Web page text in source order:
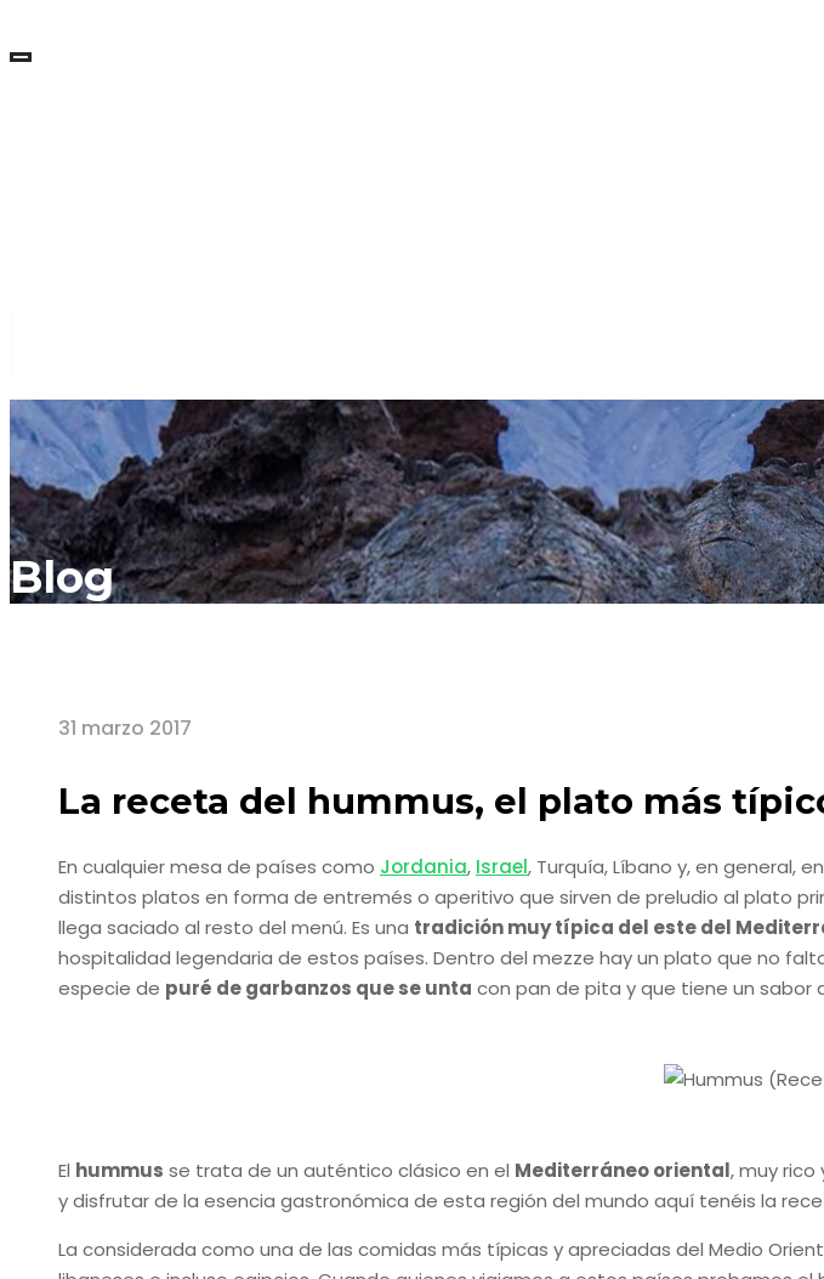
Blog
31 marzo 2017
La receta del hummus, el plato más
En cualquier mesa de países como Jordania, Israel, Turquía, Líbano y, en general,
distintos platos en forma de entremés o aperitivo que sirven de preludio al plato
llega saciado al resto del menú. Es una tradición muy típica del este del
hospitalidad legendaria de estos países. Dentro del mezze hay un plato que no
especie de puré de garbanzos que se unta con pan de pita y que tiene un sabor
El hummus se trata de un auténtico clásico en el Mediterráneo oriental, muy
y disfrutar de la esencia gastronómica de esta región del mundo aquí tenéis la
La considerada como una de las comidas más típicas y apreciadas del Medio